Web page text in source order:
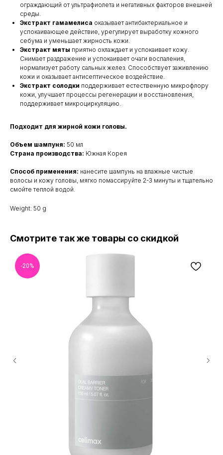
ограждающий от ультрафиолета и негативных факторов внешней
среды.
Экстракт гамамелиса оказывает антибактериальное и
успокаивающее действие, урегулирует выработку кожного
себума и уменьшает жирность кожи.
Экстракт мяты приятно охлаждает и успокаивает кожу.
Снимает раздражение и успокаивает очаги воспаления,
нормализует работу сальных желез. Способствует заживлению
кожи и оказывает антисептическое воздействие.
Экстракт солодки поддерживает естественную микрофлору
кожи, улучшает процессы регенерации и восстановления,
поддерживает микроциркуляцию.
Подходит для жирной кожи головы.
Объем шампуня: 50 мл
Страна производства: Южная Корея
Способ применения: нанесите шампунь на влажные чистые
волосы и кожу головы, мягко помассируйте 2-3 минуты и тщательно
смойте теплой водой.
Weight: 50 g
Смотрите так же товары со скидкой
-20%